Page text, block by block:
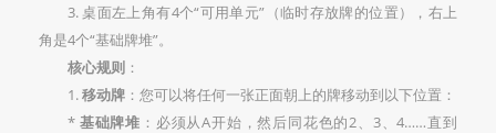
3. 桌面左上角有4个“可用单元”（临时存放牌的位置），右上
角是4个“基础牌堆”。
核心规则 ：
1.移动牌 ：您可以将任何一张正面朝上的牌移动到以下位置：
* 基础牌堆 ：必须从A开始，然后同花色的2、3、4……直到